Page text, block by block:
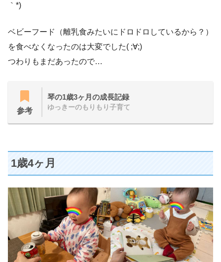
｀*)
ベビーフード（離乳食みたいにドロドロしているから？）
を食べなくなったのは大変でした( ;∀;)
つわりもまだあったので…
参考
琴の1歳3ヶ月の成長記録
ゆっきーのもりもり子育て
1歳4ヶ月